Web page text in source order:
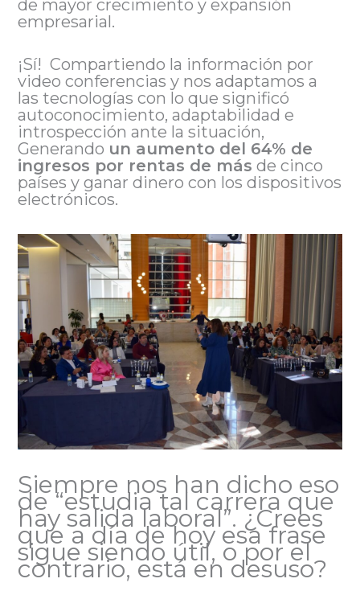
de mayor crecimiento y expansión
empresarial.
¡Sí! Compartiendo la información por
video conferencias y nos adaptamos a
las tecnologías con lo que significó
autoconocimiento, adaptabilidad e
introspección ante la situación,
Generando un aumento del 64% de
ingresos por rentas de más de cinco
países y ganar dinero con los dispositivos
electrónicos.
Siempre nos han dicho eso
de “estudia tal carrera que
hay salida laboral”. ¿Crees
que a día de hoy esa frase
sigue siendo útil, o por el
contrario, está en desuso?